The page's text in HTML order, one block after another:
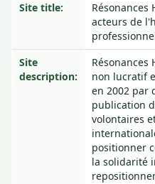
Site title:
acteurs de
Site
description:
non lucratif
en 2002 par
publication
volontaires
positionner
la solidarité